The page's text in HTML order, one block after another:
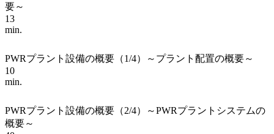
要～
13
min.
PWRプラント設備の概要（1/4）～プラント配置の概要～
10
min.
PWRプラント設備の概要（2/4）～PWRプラントシステムの
概要～